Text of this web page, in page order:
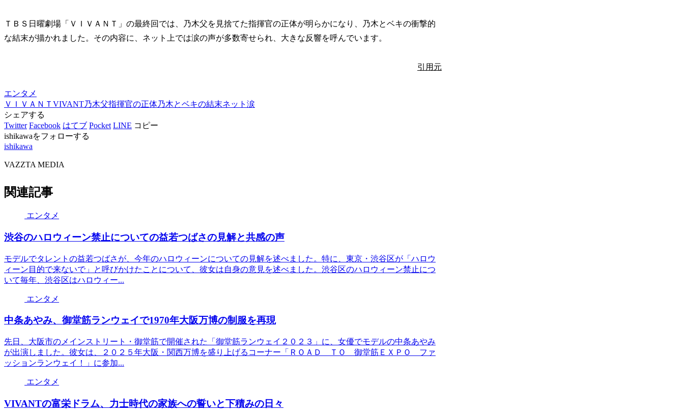
ＴＢＳ日曜劇場「ＶＩＶＡＮＴ」の最終回では、乃木父を見捨てた指揮官の正体が明らかになり、乃木とベキの衝撃的
な結末が描かれました。その内容に、ネット上では涙の声が多数寄せられ、大きな反響を呼んでいます。
引用元
エンタメ
ＶＩＶＡＮＴ VIVANT乃木父指揮官の正体乃木とベキの結末ネット涙
シェアする
Twitter Facebook はてブ Pocket LINE コピー
ishikawaをフォローする
ishikawa
VAZZTA MEDIA
関連記事
エンタメ
渋谷のハロウィーン禁止についての益若つばさの見解と共感の声
モデルでタレントの益若つばさが、今年のハロウィーンについての見解を述べました。特に、東京・渋谷区が「ハロウ
ィーン目的で来ないで」と呼びかけたことについて、彼女は自身の意見を述べました。渋谷区のハロウィーン禁止につ
いて毎年、渋谷区はハロウィー...
エンタメ
中条あやみ、御堂筋ランウェイで1970年大阪万博の制服を再現
先日、大阪市のメインストリート・御堂筋で開催された「御堂筋ランウェイ２０２３」に、女優でモデルの中条あやみ
が出演しました。彼女は、２０２５年大阪・関西万博を盛り上げるコーナー「ＲＯＡＤ ＴＯ 御堂筋ＥＸＰＯ ファ
ッションランウェイ！」に参加...
エンタメ
VIVANTの富栄ドラム、力士時代の家族への誓いと下積みの日々